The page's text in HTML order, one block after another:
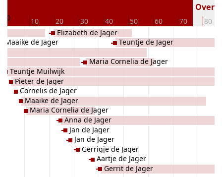
0 10 20 30 40 50 60 70 80
Maaike de Jager
Teuntje Muilwijk
Pieter de Jager
Cornelis de Jager
Maaike de Jager
Maria Cornelia de Jager
Elizabeth de Jager
Anna de Jager
Jan de Jager
Jan de Jager
Gerrigje de Jager
Maria Cornelia de Jager
Aartje de Jager
Gerrit de Jager
Teuntje de Jager